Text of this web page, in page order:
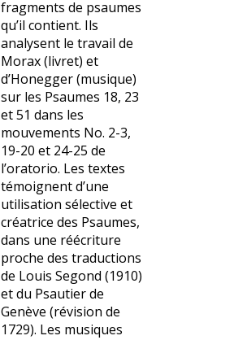
fragments de psaumes
qu’il contient. Ils
analysent le travail de
Morax (livret) et
d’Honegger (musique)
sur les Psaumes 18, 23
et 51 dans les
mouvements No. 2-3,
19-20 et 24-25 de
l’oratorio. Les textes
témoignent d’une
utilisation sélective et
créatrice des Psaumes,
dans une réécriture
proche des traductions
de Louis Segond (1910)
et du Psautier de
Genève (révision de
1729). Les musiques